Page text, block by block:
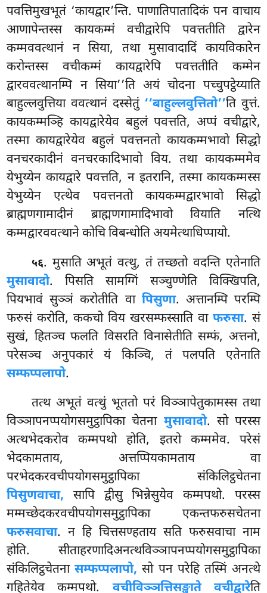
पवत्तिमुखभूतं ‘कायद्वार’न्ति. पाणातिपातादिकं पन वाचाय
आणापेन्तस्स कायकम्मं वचीद्वारेपि पवत्ततीति द्वारेन
कम्मववत्थानं न सिया, तथा मुसावादादिं कायविकारेन
करोन्तस्स वचीकम्मं कायद्वारेपि पवत्ततीति कम्मेन
द्वारववत्थानम्पि न सिया’’ति अयं चोदना पच्चुपट्ठेय्याति
बाहुल्लवुत्तिया ववत्थानं दस्सेतुं ‘‘बाहुल्लवुत्तितो’’ति वुत्तं.
कायकम्मञ्हि कायद्वारेयेव बहुलं पवत्तति, अप्पं वचीद्वारे,
तस्मा कायद्वारेयेव बहुलं पवत्तनतो कायकम्मभावो सिद्धो
वनचरकादीनं वनचरकादिभावो विय. तथा कायकम्ममेव
येभुय्येन कायद्वारे पवत्तति, न इतरानि, तस्मा कायकम्मस्स
येभुय्येन एत्थेव पवत्तनतो कायकम्मद्वारभावो सिद्धो
ब्राह्मणगामादीनं ब्राह्मणगामादिभावो वियाति नत्थि
कम्मद्वारववत्थाने कोचि विबन्धोति अयमेत्थाधिप्पायो.
५६. मुसाति अभूतं वत्थु, तं तच्छतो वदन्ति एतेनाति
मुसावादो. पिसति सामग्गिं सञ्चुण्णेति विक्खिपति,
पियभावं सुञ्ञं करोतीति वा पिसुणा. अत्तानम्पि परम्पि
फरुसं करोति, ककचो विय खरसम्फस्साति वा फरुसा. सं
सुखं, हितञ्च फलति विसरति विनासेतीति सम्फं, अत्तनो,
परेसञ्च अनुपकारं यं किञ्चि, तं पलपति एतेनाति
सम्फप्पलापो.
तत्थ अभूतं वत्थुं भूततो परं विञ्ञापेतुकामस्स तथा
विञ्ञापनप्पयोगसमुट्ठापिका चेतना मुसावादो. सो परस्स
अत्थभेदकरोव कम्मपथो होति, इतरो कम्ममेव. परेसं
भेदकामताय, अत्तप्पियकामताय वा
परभेदकरवचीपयोगसमुट्ठापिका संकिलिट्ठचेतना
पिसुणवाचा, सापि द्वीसु भिन्नेसुयेव कम्मपथो. परस्स
मम्मच्छेदकरवचीपयोगसमुट्ठापिका एकन्तफरुसचेतना
फरुसवाचा. न हि चित्तसण्हताय सति फरुसवाचा नाम
होति. सीताहरणादिअनत्थविञ्ञापनप्पयोगसमुट्ठापिका
संकिलिट्ठचेतनासम्फप्पलापो, सो पन परेहि तस्मिं अनत्थे
गहितेयेव कम्मपथो. वचीविञ्ञत्तिसङ्खाते वचीद्वारेति